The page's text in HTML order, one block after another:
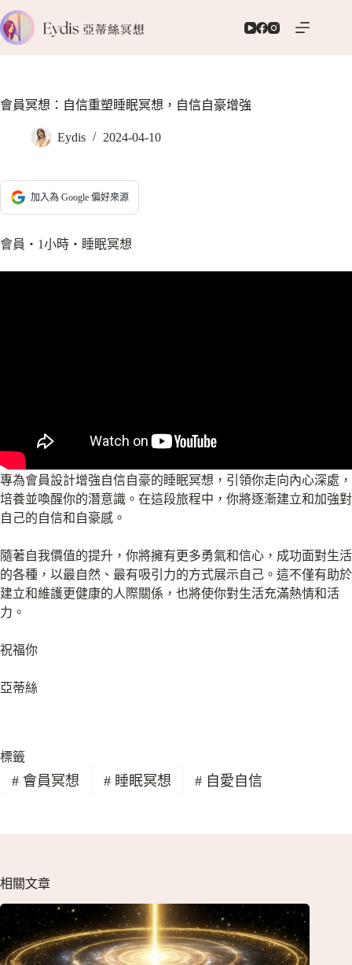
跳
至
主
容
會員冥想：自信重塑睡眠冥想，自信自豪增強
Eydis 2024-04-10
加入為 Google 偏好來源
會員‧1小時‧睡眠冥想
專為會員設計增強自信自豪的睡眠冥想，引領你走向內心深處，
培養並喚醒你的潛意識。在這段旅程中，你將逐漸建立和加強對
自己的自信和自豪感。
隨著自我價值的提升，你將擁有更多勇氣和信心，成功面對生活
的各種，以最自然、最有吸引力的方式展示自己。這不僅有助於
建立和維護更健康的人際關係，也將使你對生活充滿熱情和活
力。
祝福你
亞蒂絲
標籤
# 會員冥想 #睡眠冥想 # 自愛自信
相關文章